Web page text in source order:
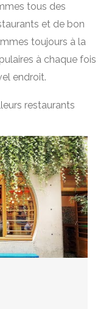
tous des
et de bon
toujours à la
à chaque fois
endroit.
restaurants